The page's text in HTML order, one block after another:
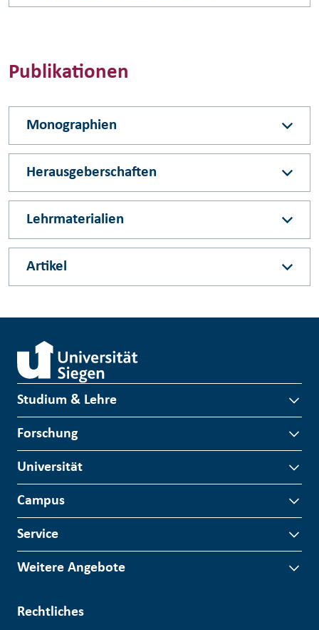
Publikationen
Monographien
Herausgeberschaften
Lehrmaterialien
Artikel
Studium & Lehre
Forschung
Universität
Campus
Service
Weitere Angebote
Rechtliches